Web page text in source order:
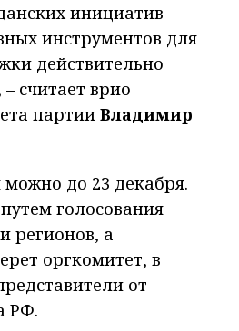
инициатив –
инструментов для
действительно
считает врио
партии Владимир
до 23 декабря.
голосования
регионов, а
оргкомитет, в
от
РФ.